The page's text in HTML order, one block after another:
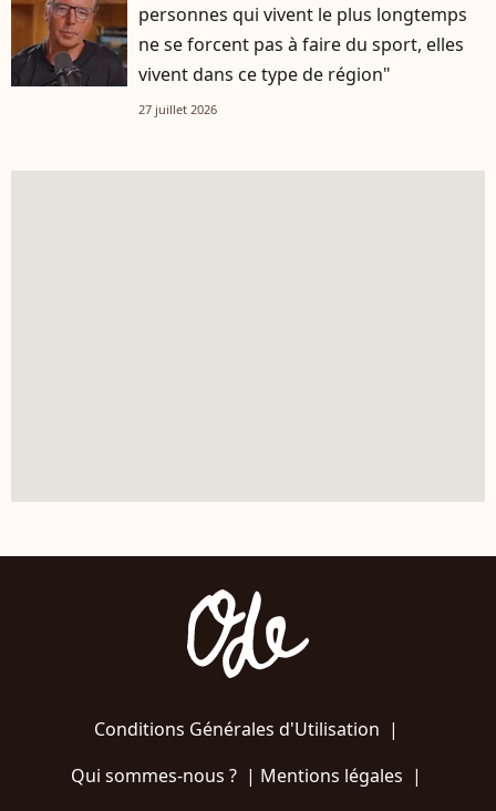
personnes qui vivent le plus longtemps
ne se forcent pas à faire du sport, elles
vivent dans ce type de région"
27 juillet 2026
Conditions Générales d'Utilisation |
Qui sommes-nous ?| Mentions légales |